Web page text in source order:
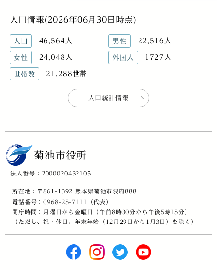
人口情報(2026年06月30日時点)
人口 46,564人 男性 22,516人
女性 24,048人 外国人 1727人
世帯数 21,288世帯
人口統計情報
菊池市役所
法人番号：2000020432105
所在地：〒861-1392 熊本県菊池市隈府888
電話番号：0968-25-7111
（代表）
開庁時間：月曜日から金曜日（午前8時30分から午後5時15分）
（ただし、祝・休日、年末年始（12月29日から1月3日）を除く）